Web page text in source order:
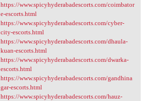
https://www.spicyhyderabadescorts.com/coimbator
e-escorts.html
https://www.spicyhyderabadescorts.com/cyber-
city-escorts.html
https://www.spicyhyderabadescorts.com/dhaula-
kuan-escorts.html
https://www.spicyhyderabadescorts.com/dwarka-
escorts.html
https://www.spicyhyderabadescorts.com/gandhina
gar-escorts.html
https://www.spicyhyderabadescorts.com/hauz-